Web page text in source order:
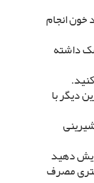
خون انجام
داشته
دیگر با
دهید
مصرف